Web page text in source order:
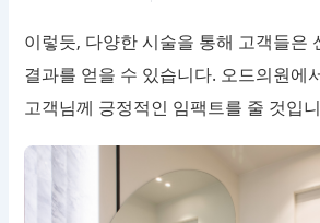
이렇듯, 다양한 시술을 통해 고객들은
결과를 얻을 수 있습니다. 오드의원에
고객님께 긍정적인 임팩트를 줄 것입